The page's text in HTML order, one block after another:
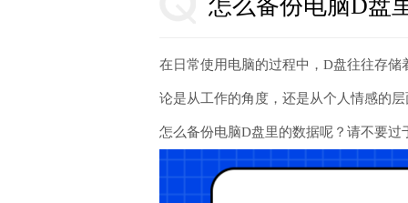
怎么备份电脑D盘
在日常使用电脑的过程中，D盘往往存
论是从工作的角度，还是从个人情感的
怎么备份电脑D盘里的数据呢？请不要